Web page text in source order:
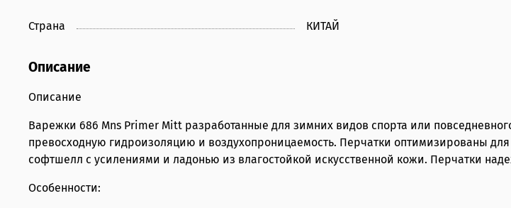
Страна КИТАЙ
Описание
Описание
Варежки 686 Mns Primer Mitt разработанные для зимних видов спорта или
превосходную гидроизоляцию и воздухопроницаемость. Перчатки оптимизированы
софтшелл с усилениями и ладонью из влагостойкой искусственной кожи. Перчатки
Особенности: